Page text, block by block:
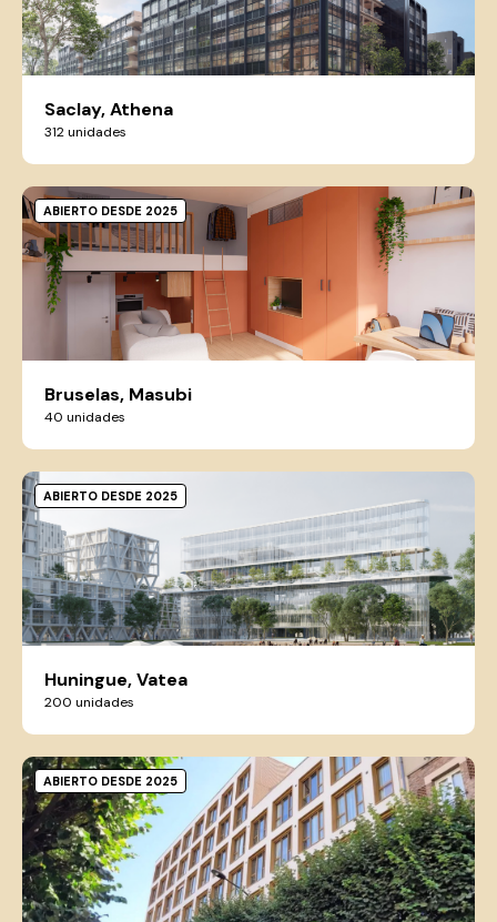
Saclay, Athena
312 unidades
Bruselas, Masubi
40 unidades
ABIERTO DESDE 2025
Huningue, Vatea
200 unidades
ABIERTO DESDE 2025
ABIERTO DESDE 2025